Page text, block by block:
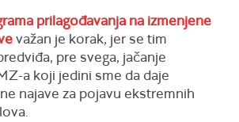
prilagođavanja na izmenjene
važan je korak, jer se tim
pre svega, jačanje
a koji jedini sme da daje
najave za pojavu ekstremnih